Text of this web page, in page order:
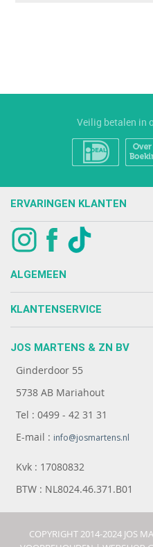
Veilig betalen in
ERVARINGEN KLANTEN
ALGEMEEN
KLANTENSERVICE
JOS MARTENS & ZN BV
Ginderdoor 55
5738 AB Mariahout
Tel : 0499 - 42 31 31
E-mail : info@josmartens.nl
Kvk : 17080832
BTW : NL8024.46.371.B01
COPYRIGHT 2014-2024 JOS